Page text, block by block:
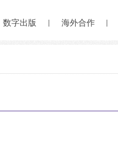
数字出版 海外合作